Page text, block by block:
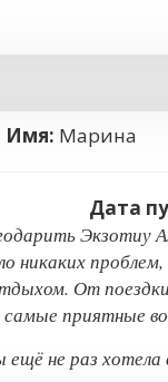
Имя: Марина
Дата
Экзотиу
никаких
От
самые приятные
ещё не раз хотела